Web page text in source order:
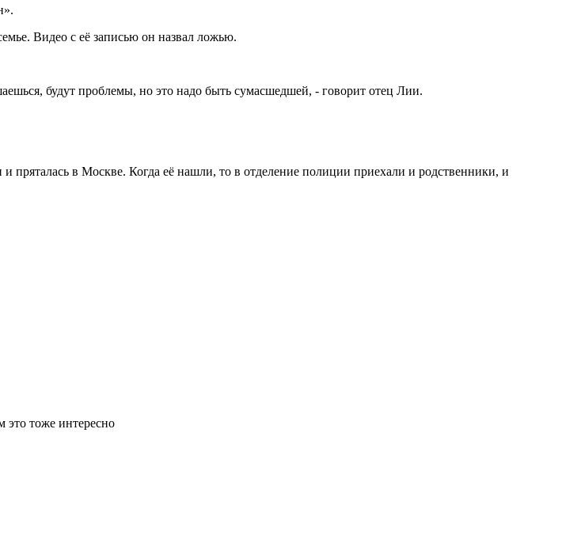
Видео с её записью он назвал ложью.
будут проблемы, но это надо быть сумасшедшей, - говорит отец Лии.
и пряталась в Москве. Когда её нашли, то в отделение полиции приехали и родственники, и
это тоже интересно